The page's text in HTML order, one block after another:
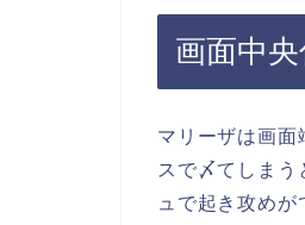
画面中
マリーザは画面
スで〆てしま
ュで起き攻めが